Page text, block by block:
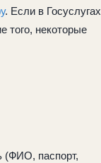
. Если в Госуслугах
того, некоторые
(ФИО, паспорт,